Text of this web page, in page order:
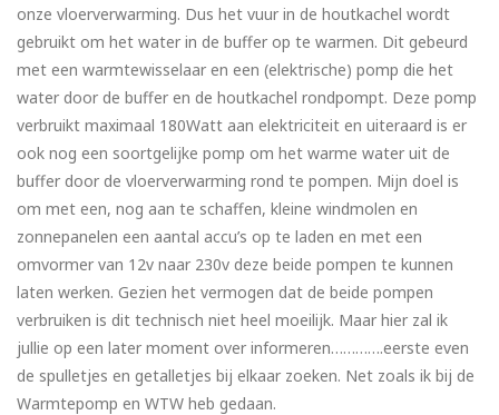
onze vloerverwarming. Dus het vuur in de houtkachel wordt
gebruikt om het water in de buffer op te warmen. Dit gebeurd
met een warmtewisselaar en een (elektrische) pomp die het
water door de buffer en de houtkachel rondpompt. Deze pomp
verbruikt maximaal 180Watt aan elektriciteit en uiteraard is er
ook nog een soortgelijke pomp om het warme water uit de
buffer door de vloerverwarming rond te pompen. Mijn doel is
om met een, nog aan te schaffen, kleine windmolen en
zonnepanelen een aantal accu’s op te laden en met een
omvormer van 12v naar 230v deze beide pompen te kunnen
laten werken. Gezien het vermogen dat de beide pompen
verbruiken is dit technisch niet heel moeilijk. Maar hier zal ik
jullie op een later moment over informeren………….eerste even
de spulletjes en getalletjes bij elkaar zoeken. Net zoals ik bij de
Warmtepomp en WTW heb gedaan.